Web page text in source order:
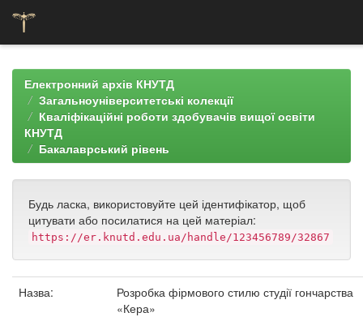
navigationЕлектронний архів КНУТД
Загальноуніверситетські колекції
Кваліфікаційні роботи здобувачів вищої освіти
КНУТД
Бакалаврський рівень
Будь ласка, використовуйте цей ідентифікатор, щоб
цитувати або посилатися на цей матеріал:
https://er.knutd.edu.ua/handle/123456789/32867
Назва:
Розробка фірмового стилю студії гончарства
«Кера»